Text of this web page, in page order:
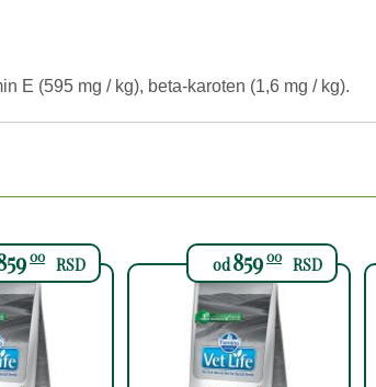
E (595 mg / kg), beta-karoten (1,6 mg / kg).
00 RSD od85900 RSD